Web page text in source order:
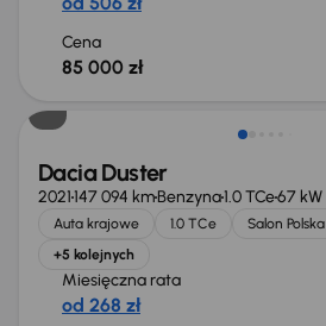
Cena
85 000 zł
Możliwość odliczenia VAT
Dacia Duster
2021147 094 kmBenzyna1.0 TCe67 kW
Auta krajowe 1.0 TCe Salon Polska
+5 kolejnych
Miesięczna rata
od 268 zł